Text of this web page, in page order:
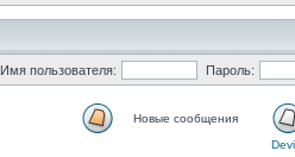
Имя пользователя: Пароль:
Новые сообщения